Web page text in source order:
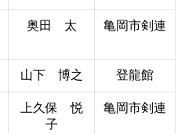
奥田 太 亀岡市剣連
山下 博之 登龍館
上久保 悦
子
亀岡市剣連